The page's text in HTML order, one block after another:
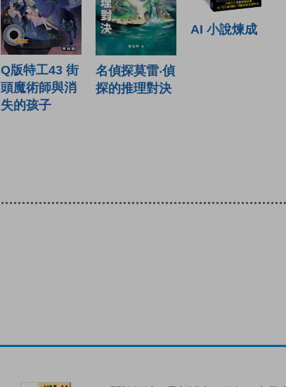
Q版特工43 街
頭魔術師與消
失的孩子
名偵探莫雷‧偵
探的推理對決
AI 小說煉成